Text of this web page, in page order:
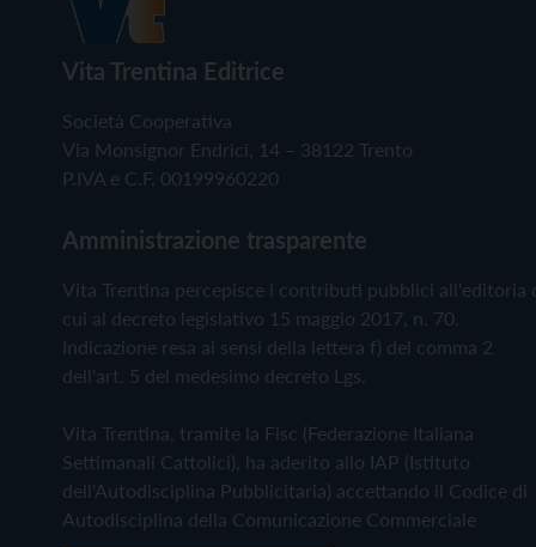
Vita Trentina Editrice
Società Cooperativa
Via Monsignor Endrici, 14 – 38122 Trento
P.IVA e C.F. 00199960220
Amministrazione trasparente
Vita Trentina percepisce i contributi pubblici all'editoria
cui al decreto legislativo 15 maggio 2017, n. 70.
Indicazione resa ai sensi della lettera f) del comma 2
dell'art. 5 del medesimo decreto Lgs.
Vita Trentina, tramite la Fisc (Federazione Italiana
Settimanali Cattolici), ha aderito allo IAP (Istituto
dell'Autodisciplina Pubblicitaria) accettando il Codice di
Autodisciplina della Comunicazione Commerciale